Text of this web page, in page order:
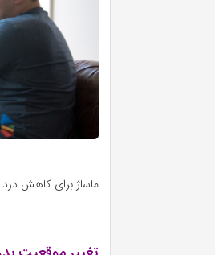
ماساژ برای کاهش درد